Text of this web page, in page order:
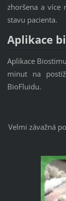
zhoršena a více
stavu pacienta.
Aplikace
Aplikace
minut na
BioFluidu.
Velmi závažná